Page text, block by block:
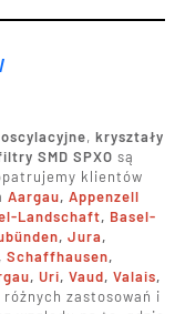
, kryształy
SMD SPXO są
klientów
Aargau, Appenzell
Landschaft, Basel-
, Jura,
, Schaffhausen,
, Uri, Vaud, Valais,
zastosowań i